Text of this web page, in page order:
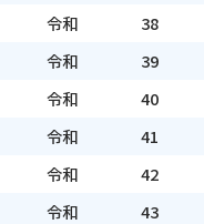
令和 38
令和 39
令和 40
令和 41
令和 42
令和 43